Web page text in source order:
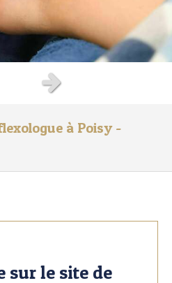
précédent Slide suivant
à Poisy -
sur le site de